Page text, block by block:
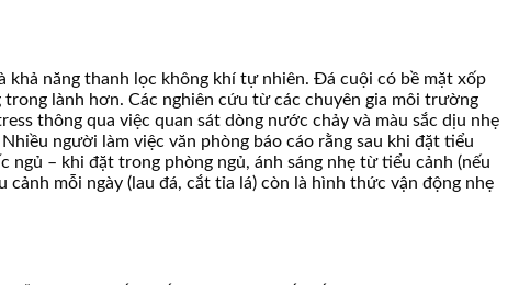
năng thanh lọc không khí tự nhiên. Đá cuội có bề mặt xốp
lành hơn. Các nghiên cứu từ các chuyên gia môi trường
thông qua việc quan sát dòng nước chảy và màu sắc dịu nhẹ
người làm việc văn phòng báo cáo rằng sau khi đặt tiểu
– khi đặt trong phòng ngủ, ánh sáng nhẹ từ tiểu cảnh (nếu
mỗi ngày (lau đá, cắt tỉa lá) còn là hình thức vận động nhẹ